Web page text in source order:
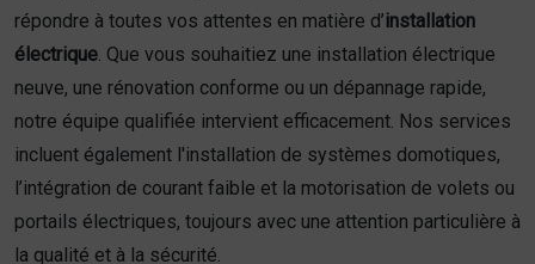
répondre à toutes vos attentes en matière d’installation
électrique. Que vous souhaitiez une installation électrique
neuve, une rénovation conforme ou un dépannage rapide,
notre équipe qualifiée intervient efficacement. Nos services
incluent également l'installation de systèmes domotiques,
l’intégration de courant faible et la motorisation de volets ou
portails électriques, toujours avec une attention particulière à
la qualité et à la sécurité.